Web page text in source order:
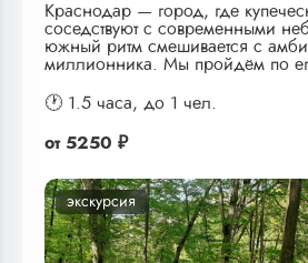
Краснодар — город, где
соседствуют с современными
южный ритм смешивается с
миллионника. Мы пройдём по
🕐 1.5 часа, до 1 чел.
от 5250 ₽
экскурсия